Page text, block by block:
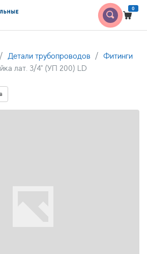
0
Детали трубопроводов
Фитинги
лат. 3/4" (УП 200) LD